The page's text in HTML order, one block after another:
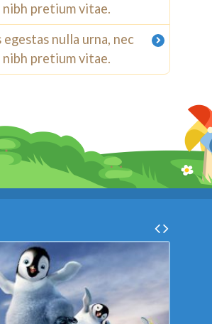
pretium vitae.
egestas nulla urna, nec
pretium vitae.